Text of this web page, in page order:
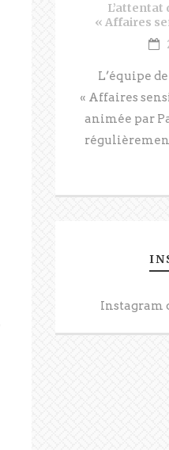
L’attentat
« Affaires
L’équipe
« Affaires
animée par
Instagram